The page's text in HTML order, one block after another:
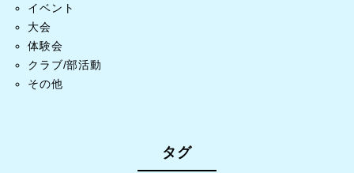
イベント
大会
体験会
クラブ/部活動
その他
タグ